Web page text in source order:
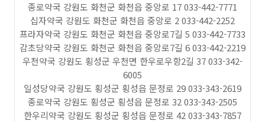
종로약국 강원도 화천군 화천읍 중앙로 17 033-442-7771
십자약국 강원도 화천군 화천읍 중앙로 2 033-442-2252
프라자약국 강원도 화천군 화천읍 중앙로7길 5 033-442-7733
감초당약국 강원도 화천군 화천읍 중앙로7길 6 033-442-2219
우천약국 강원도 횡성군 우천면 한우로우항2길 37 033-342-
6005
일성당약국 강원도 횡성군 횡성읍 문정로 29 033-343-2619
종로약국 강원도 횡성군 횡성읍 문정로 32 033-343-2505
한우리약국 강원도 횡성군 횡성읍 문정로 42 033-343-7857